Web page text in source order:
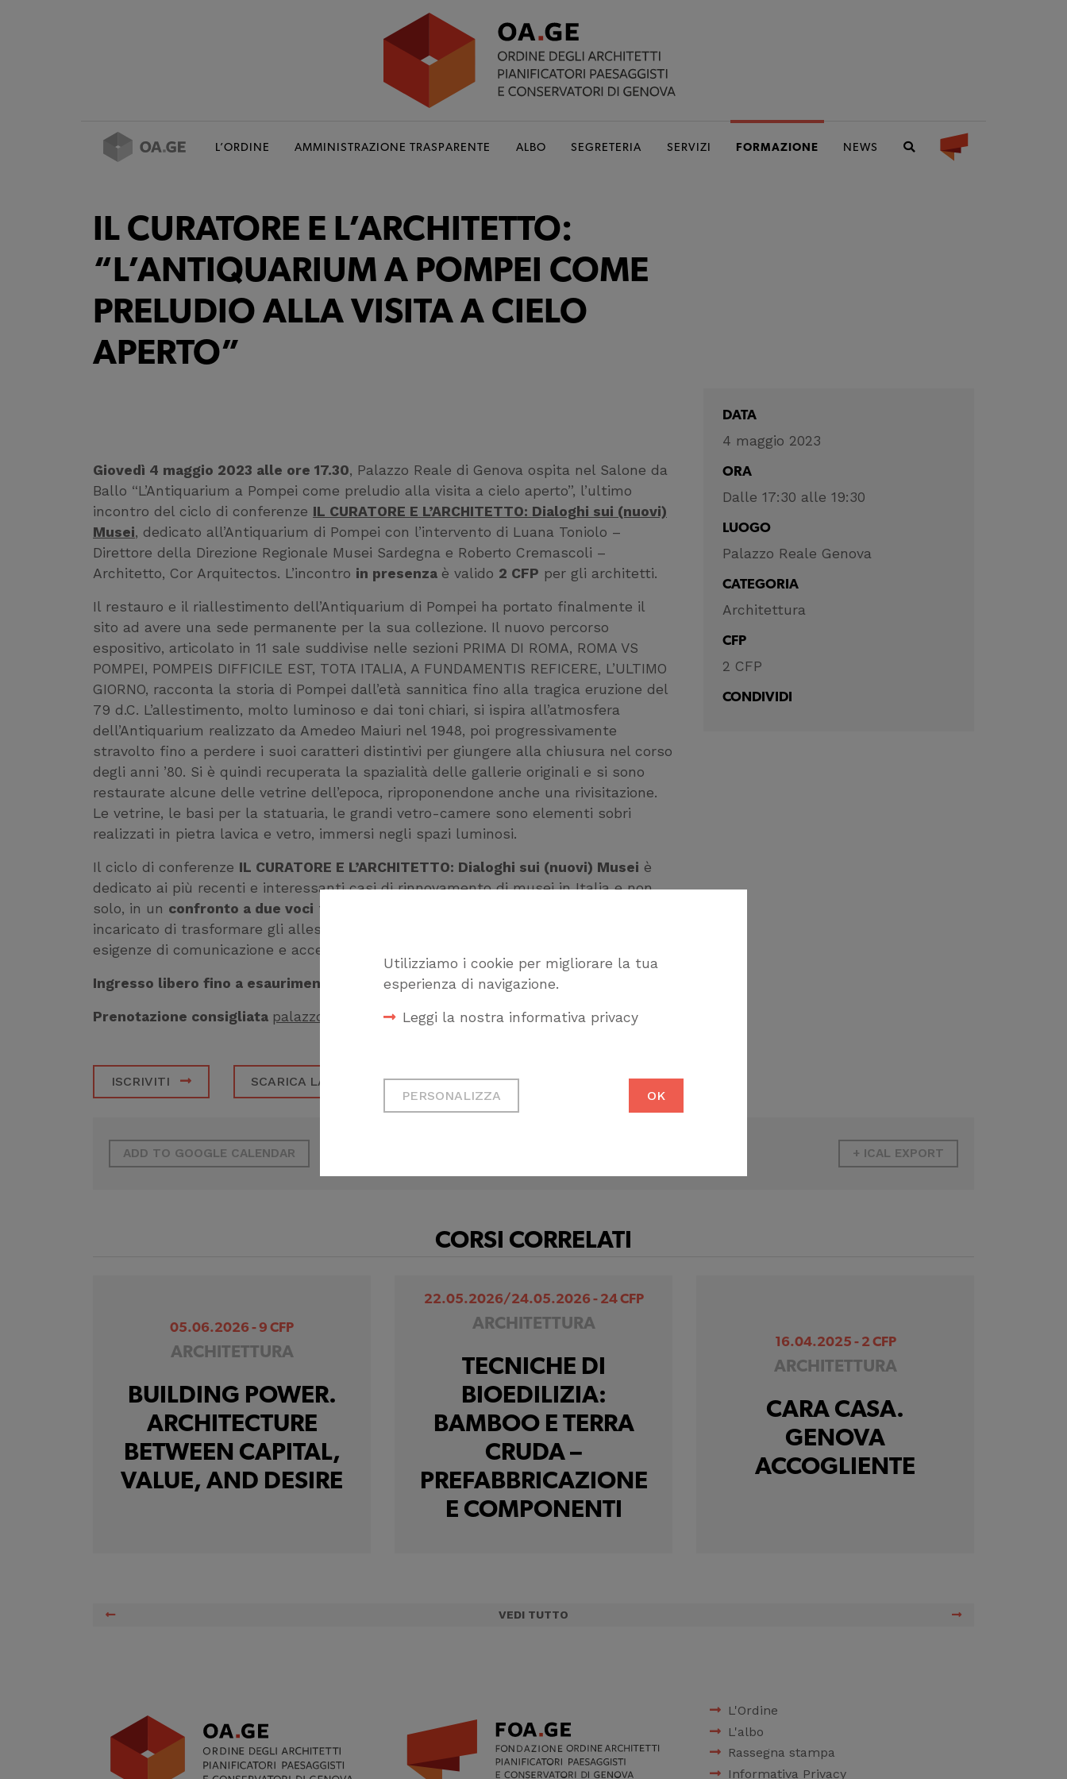
Utilizziamo i cookie per migliorare la tua
esperienza di navigazione.
Leggi la nostra informativa privacy
Necessari per permetterti di
fruire correttamente del sito
PERSONALIZZA OK
L’ORDINE AMMINISTRAZIONE TRASPARENTE ALBO SEGRETERIA SERVIZI FORMAZIONE NEWS
IL CURATORE E L’ARCHITETTO:
“L’ANTIQUARIUM A POMPEI COME
PRELUDIO ALLA VISITA A CIELO
APERTO”
Giovedì 4 maggio 2023 alle ore 17.30, Palazzo Reale di Genova ospita nel Salone da
Ballo “L’Antiquarium a Pompei come preludio alla visita a cielo aperto”, l’ultimo
incontro del ciclo di conferenze IL CURATORE E L’ARCHITETTO: Dialoghi sui (nuovi)
Musei, dedicato all’Antiquarium di Pompei con l’intervento di Luana Toniolo –
Direttore della Direzione Regionale Musei Sardegna e Roberto Cremascoli –
Architetto, Cor Arquitectos. L’incontro in presenza è valido 2 CFP per gli architetti.
Il restauro e il riallestimento dell’Antiquarium di Pompei ha portato finalmente il
sito ad avere una sede permanente per la sua collezione. Il nuovo percorso
espositivo, articolato in 11 sale suddivise nelle sezioni PRIMA DI ROMA, ROMA VS
POMPEI, POMPEIS DIFFICILE EST, TOTA ITALIA, A FUNDAMENTIS REFICERE, L’ULTIMO
GIORNO, racconta la storia di Pompei dall’età sannitica fino alla tragica eruzione del
79 d.C. L’allestimento, molto luminoso e dai toni chiari, si ispira all’atmosfera
dell’Antiquarium realizzato da Amedeo Maiuri nel 1948, poi progressivamente
stravolto fino a perdere i suoi caratteri distintivi per giungere alla chiusura nel corso
degli anni ’80. Si è quindi recuperata la spazialità delle gallerie originali e si sono
restaurate alcune delle vetrine dell’epoca, riproponendone anche una rivisitazione.
Le vetrine, le basi per la statuaria, le grandi vetro-camere sono elementi sobri
realizzati in pietra lavica e vetro, immersi negli spazi luminosi.
Il ciclo di conferenze IL CURATORE E L’ARCHITETTO: Dialoghi sui (nuovi) Musei è
dedicato ai più recenti e interessanti casi di rinnovamento di musei in Italia e non
solo, in un confronto a due voci tra la figura del curatore e quella dell’architetto
incaricato di trasformare gli allestimenti e i percorsi espositivi secondo le nuove
esigenze di comunicazione e accessibilità.
Ingresso libero fino a esaurimento posti
Prenotazione consigliata palazzorealegenova@cultura.gov.it
ISCRIVITI SCARICA LA LOCANDINA
DATA
4 maggio 2023
ORA
Dalle 17:30 alle 19:30
LUOGO
Palazzo Reale Genova
CATEGORIA
Architettura
CFP
2 CFP
CONDIVIDI
ADD TO GOOGLE CALENDAR + ICAL EXPORT
CORSI CORRELATI
05.06.2026 - 9 CFP
ARCHITETTURA
BUILDING POWER.
ARCHITECTURE
BETWEEN CAPITAL,
VALUE, AND DESIRE
22.05.2026/24.05.2026 - 24 CFP
ARCHITETTURA
TECNICHE DI
BIOEDILIZIA:
BAMBOO E TERRA
CRUDA –
PREFABBRICAZIONE
E COMPONENTI
16.04.2025 - 2 CFP
ARCHITETTURA
CARA CASA.
GENOVA
ACCOGLIENTE
VEDI TUTTO
L'Ordine
L'albo
Rassegna stampa
Informativa Privacy